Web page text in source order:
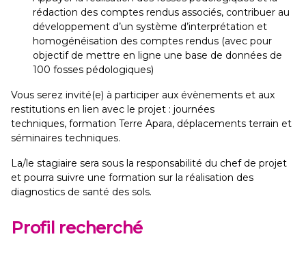
rédaction des comptes rendus associés, contribuer au
développement d’un système d’interprétation et
homogénéisation des comptes rendus (avec pour
objectif de mettre en ligne une base de données de
100 fosses pédologiques)
Vous serez invité(e) à participer aux évènements et aux
restitutions en lien avec le projet : journées
techniques, formation Terre Apara, déplacements terrain et
séminaires techniques.
La/le stagiaire sera sous la responsabilité du chef de projet
et pourra suivre une formation sur la réalisation des
diagnostics de santé des sols.
Profil recherché